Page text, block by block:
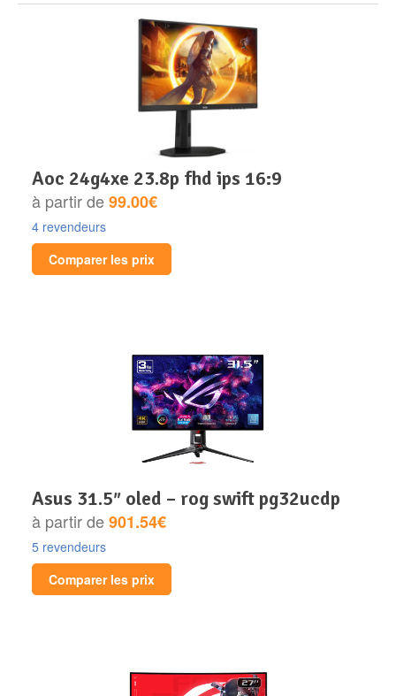
aoc 24g4xe 23.8p fhd ips 16:9
à partir de99.00€
4 revendeurs
Comparer les prix
asus 31.5″ oled – rog swift pg32ucdp
à partir de901.54€
5 revendeurs
Comparer les prix